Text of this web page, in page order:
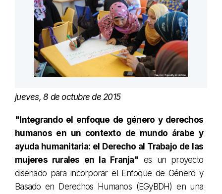
jueves, 8 de octubre de 2015
"Integrando el enfoque de género y derechos
humanos en un contexto de mundo árabe y
ayuda humanitaria: el Derecho al Trabajo de las
mujeres rurales en la Franja" es un proyecto
diseñado para incorporar el Enfoque de Género y
Basado en Derechos Humanos (EGyBDH) en una